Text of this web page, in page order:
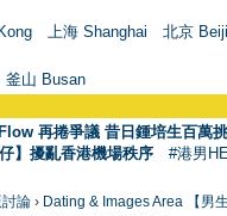
上海 Shanghai
北京
釜山 Busan
再捲爭議 昔日鍾培生百萬
】擾亂香港機場秩序 #港男
論 › Dating & Images Area 【男